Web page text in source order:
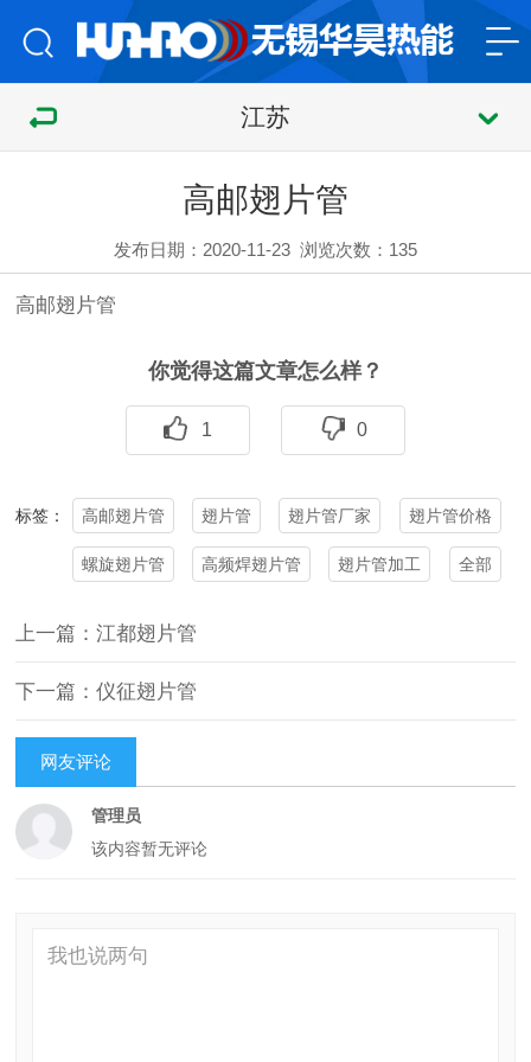
江苏
高邮翅片管
发布日期：2020-11-23 浏览次数： 135
高邮翅片管
你觉得这篇文章怎么样？
1 0
标签： 高邮翅片管 翅片管 翅片管厂家 翅片管价格
螺旋翅片管 高频焊翅片管 翅片管加工 全部
上一篇：江都翅片管
下一篇：仪征翅片管
网友评论
管理员
该内容暂无评论